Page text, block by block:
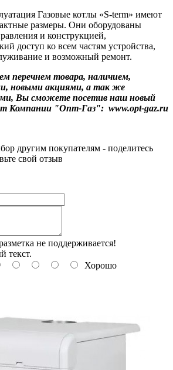
Газовые котлы «S-term» имеют
размеры. Они оборудованы
и конструкцией,
доступ ко всем частям устройства,
и возможный ремонт.
перечнем товара, наличием,
новыми акциями, а так же
Вы сможете посетив наш новый
Компании "Опт-Газ": www.opt-gaz.ru
другим покупателям - поделитесь
свой отзыв
не поддерживается!
текст.
Хорошо